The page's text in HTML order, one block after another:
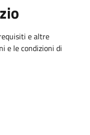
e altre
e le condizioni di